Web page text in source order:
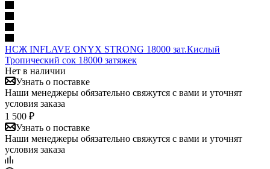
НСЖ INFLAVE ONYX STRONG 18000 зат.Кислый
Тропический сок 18000 затяжек
Нет в наличии
Узнать о поставке
Наши менеджеры обязательно свяжутся с вами и уточнят
условия заказа
1 500 ₽
Узнать о поставке
Наши менеджеры обязательно свяжутся с вами и уточнят
условия заказа